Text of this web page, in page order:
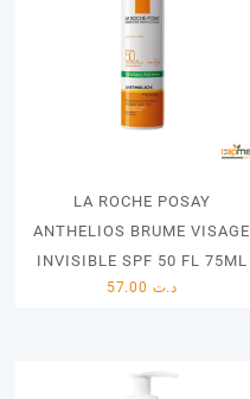
LA ROCHE POSAY
ANTHELIOS BRUME VISAGE
INVISIBLE SPF 50 FL 75ML
د.ت